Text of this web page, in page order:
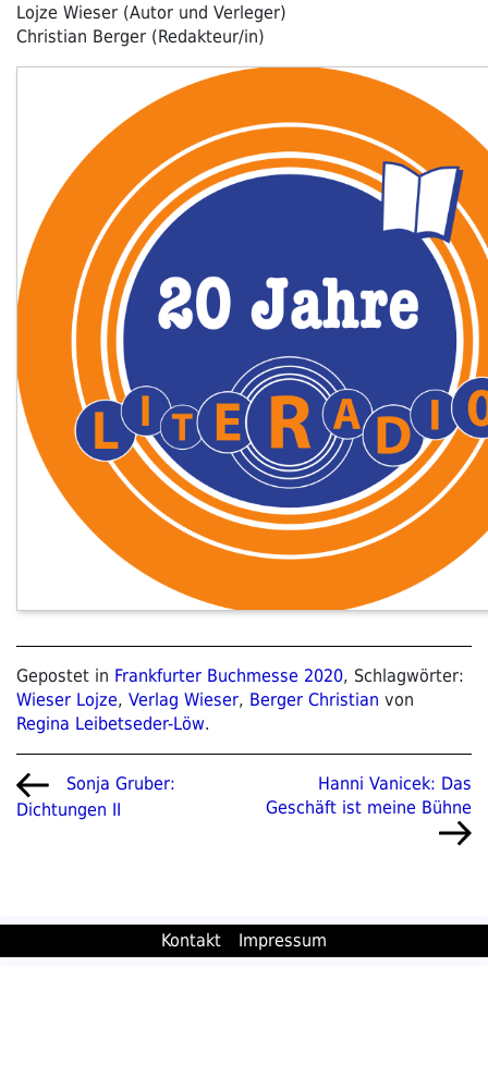
Lojze Wieser (Autor und Verleger)
Christian Berger (Redakteur/in)
Gepostet in Frankfurter Buchmesse 2020, Schlagwörter:
Wieser Lojze, Verlag Wieser, Berger Christian von
Regina Leibetseder-Löw.
Beitragsnavigation
Vorheriger
Beitrag
Sonja Gruber:
Dichtungen II
Nächster
Beitrag
Hanni Vanicek: Das
Geschäft ist meine Bühne
Kontakt Impressum